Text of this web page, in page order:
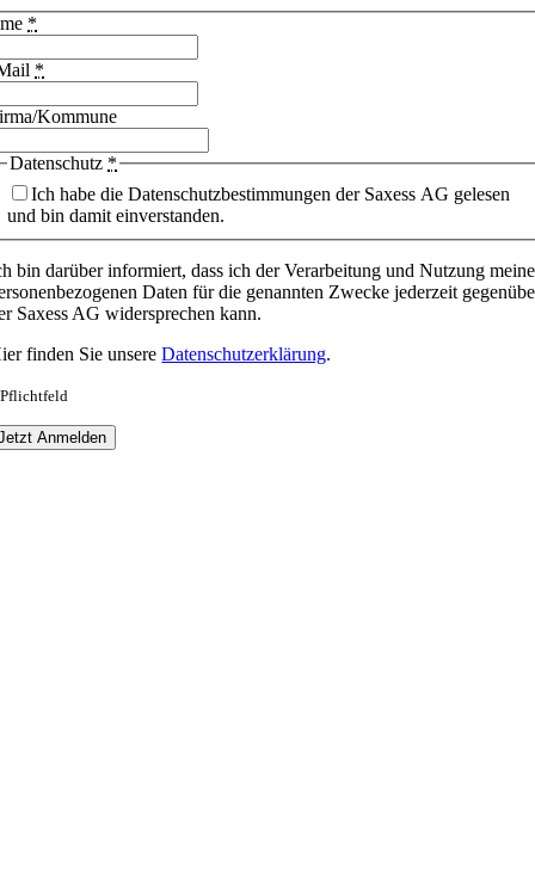
*
*
Kommune
Datenschutz *
Ich habe die Datenschutzbestimmungen der Saxess AG gelesen
und bin damit einverstanden.
bin darüber informiert, dass ich der Verarbeitung und Nutzung
Daten für die genannten Zwecke jederzeit
Saxess AG widersprechen kann.
finden Sie unsereDatenschutzerklärung.
Anmelden